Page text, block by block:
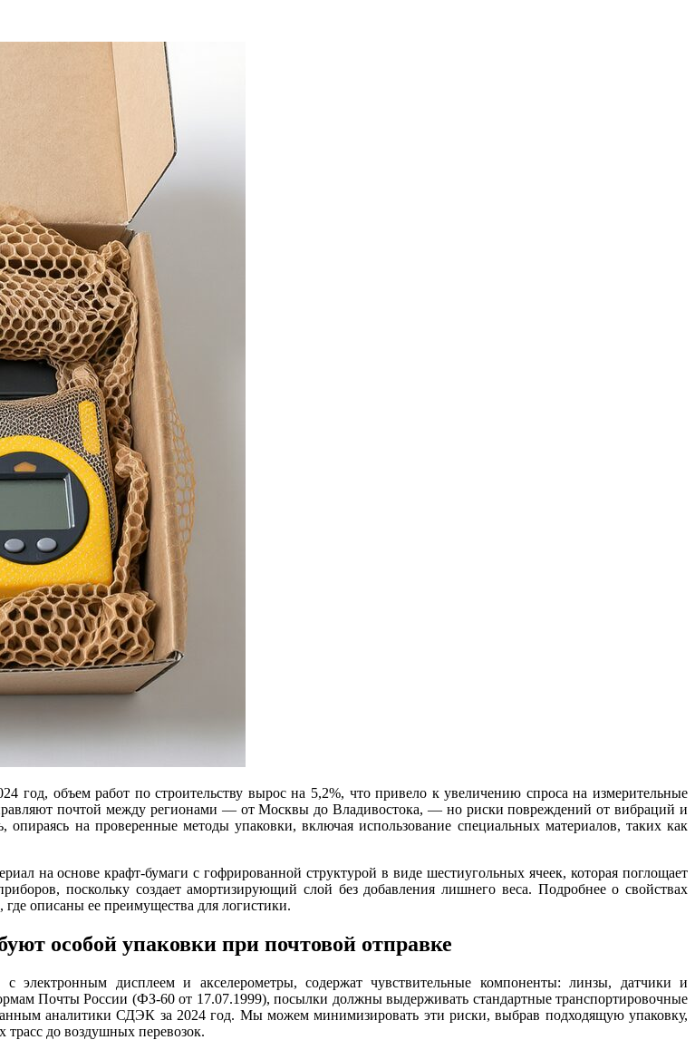
год, объем работ по строительству вырос на 5,2%, что привело к увеличению спроса на измерительные
почтой между регионами — от Москвы до Владивостока, — но риски повреждений от вибраций и
опираясь на проверенные методы упаковки, включая использование специальных материалов, таких как
на основе крафт-бумаги с гофрированной структурой в виде шестиугольных ячеек, которая поглощает
поскольку создает амортизирующий слой без добавления лишнего веса. Подробнее о свойствах
описаны ее преимущества для логистики.
особой упаковки при почтовой отправке
электронным дисплеем и акселерометры, содержат чувствительные компоненты: линзы, датчики и
Почты России (ФЗ-60 от 17.07.1999), посылки должны выдерживать стандартные транспортировочные
аналитики СДЭК за 2024 год. Мы можем минимизировать эти риски, выбрав подходящую упаковку,
до воздушных перевозок.